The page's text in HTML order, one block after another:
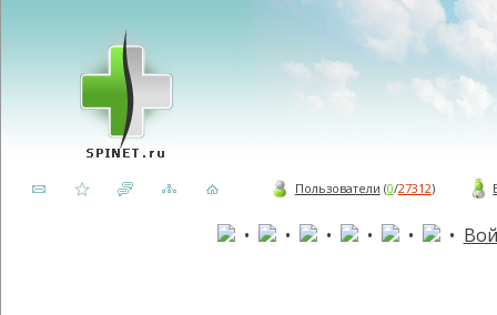
Пользователи (0/27312)
• • • • • •